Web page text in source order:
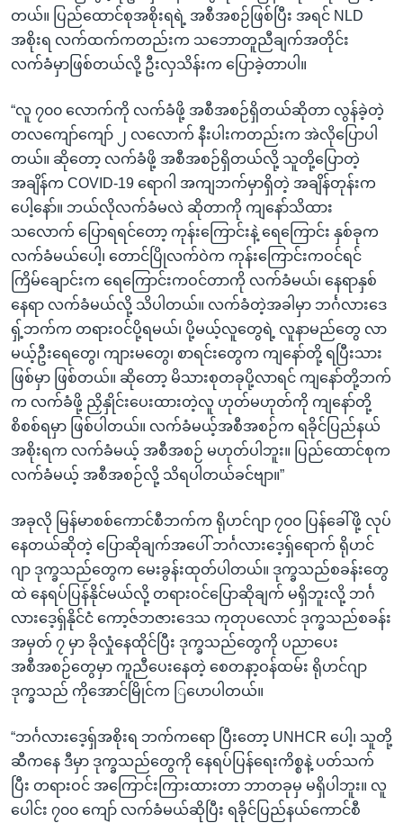
တယ်။ ပြည်ထောင်စုအစိုးရရဲ့ အစီအစဉ်ဖြစ်ပြီး အရင် NLD
အစိုးရ လက်ထက်ကတည်းက သဘောတူညီချက်အတိုင်း
လက်ခံမှာဖြစ်တယ်လို့ ဦးလှသိန်းက ပြောခဲ့တာပါ။
“လူ ၇၀၀ လောက်ကို လက်ခံဖို့ အစီအစဉ်ရှိတယ်ဆိုတာ လွန်ခဲ့တဲ့
တလကျော်ကျော် ၂ လလောက် နီးပါးကတည်းက အဲလိုပြောပါ
တယ်။ ဆိုတော့ လက်ခံဖို့ အစီအစဉ်ရှိတယ်လို့ သူတို့ပြောတဲ့
အချိန်က COVID-19 ရောဂါ အကျဘက်မှာရှိတဲ့ အချိန်တုန်းက
ပေါ့နော်။ ဘယ်လိုလက်ခံမလဲ ဆိုတာကို ကျနော်သိထား
သလောက် ပြောရရင်တော့ ကုန်းကြောင်းနဲ့ ရေကြောင်း နှစ်ခုက
လက်ခံမယ်ပေါ့၊ တောင်ပြိုလက်ဝဲက ကုန်းကြောင်းကဝင်ရင်
ကြိမ်ချောင်းက ရေကြောင်းကဝင်တာကို လက်ခံမယ်၊ နေရာနှစ်
နေရာ လက်ခံမယ်လို့ သိပါတယ်။ လက်ခံတဲ့အခါမှာ ဘင်္ဂလားဒေ
ရှ့်ဘက်က တရားဝင်ပို့ရမယ်၊ ပို့မယ့်လူတွေရဲ့ လူနာမည်တွေ လာ
မယ့်ဦးရေတွေ၊ ကျားမတွေ၊ စာရင်းတွေက ကျနော်တို့ ရပြီးသား
ဖြစ်မှာ ဖြစ်တယ်။ ဆိုတော့ မိသားစုတခုပို့လာရင် ကျနော်တို့ဘက်
က လက်ခံဖို့ ညှိနှိုင်းပေးထားတဲ့လူ ဟုတ်မဟုတ်ကို ကျနော်တို့
စိစစ်ရမှာ ဖြစ်ပါတယ်။ လက်ခံမယ့်အစီအစဉ်က ရခိုင်ပြည်နယ်
အစိုးရက လက်ခံမယ့် အစီအစဉ် မဟုတ်ပါဘူး။ ပြည်ထောင်စုက
လက်ခံမယ့် အစီအစဉ်လို့ သိရပါတယ်ခင်ဗျာ။”
အခုလို မြန်မာစစ်ကောင်စီဘက်က ရိုဟင်ဂျာ ၇၀၀ ပြန်ခေါ်ဖို့ လုပ်
နေတယ်ဆိုတဲ့ ပြောဆိုချက်အပေါ် ဘင်္ဂလားဒေ့ရှ်ရောက် ရိုဟင်
ဂျာ ဒုက္ခသည်တွေက မေးခွန်းထုတ်ပါတယ်။ ဒုက္ခသည်စခန်းတွေ
ထဲ နေရပ်ပြန်နိုင်မယ်လို့ တရားဝင်ပြောဆိုချက် မရှိဘူးလို့ ဘင်္ဂ
လားဒေ့ရှ်နိုင်ငံ ကော့ဇ်ဘဇားဒေသ ကုတုပလောင် ဒုက္ခသည်စခန်း
အမှတ် ၇ မှာ ခိုလှုံနေထိုင်ပြီး ဒုက္ခသည်တွေကို ပညာပေး
အစီအစဉ်တွေမှာ ကူညီပေးနေတဲ့ စေတနာ့ဝန်ထမ်း ရိုဟင်ဂျာ
ဒုက္ခသည် ကိုအောင်မြိုင်က ြပောပါတယ်။
“ဘင်္ဂလားဒေ့ရှ်အစိုးရ ဘက်ကရော ပြီးတော့ UNHCR ပေါ့၊ သူတို့
ဆီကနေ ဒီမှာ ဒုက္ခသည်တွေကို နေရပ်ပြန်ရေးကိစ္စနဲ့ ပတ်သက်
ပြီး တရားဝင် အကြောင်းကြားထားတာ ဘာတခုမှ မရှိပါဘူး။ လူ
ပေါင်း ၇၀၀ ကျော် လက်ခံမယ်ဆိုပြီး ရခိုင်ပြည်နယ်ကောင်စီ